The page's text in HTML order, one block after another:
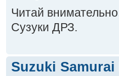
Читай
Сузуки ДРЗ.
Suzuki